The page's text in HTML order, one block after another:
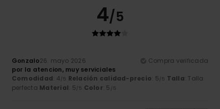
4/5
Gonzalo26. mayo 2026
Compra verificada
por la atencion, muy serviciales
Comodidad: 4/5 Relación calidad-precio: 5/5 Talla: Talla
perfecta Material: 5/5 Color: 5 /5